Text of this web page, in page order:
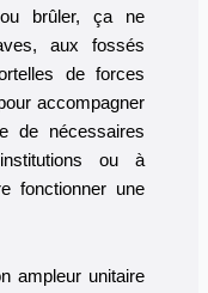
brûler, ça ne
aux fossés
de forces
accompagner
de nécessaires
ou à
fonctionner une
ampleur unitaire